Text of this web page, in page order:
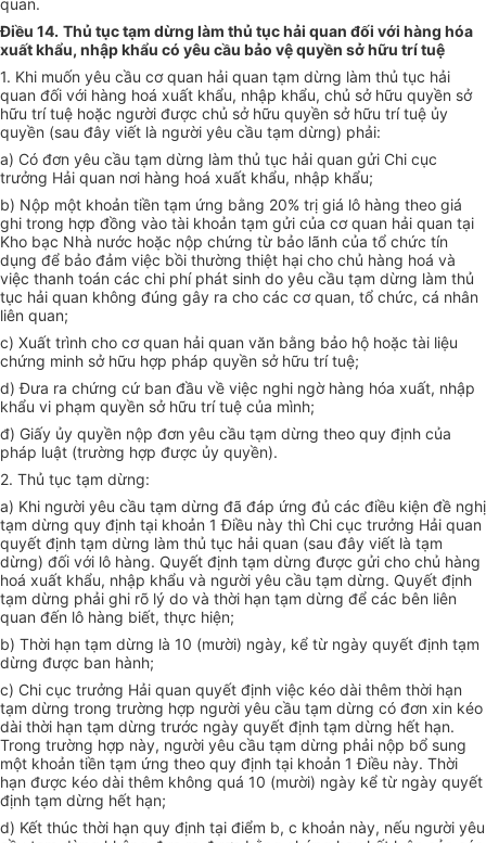
quan.
Điều 14. Thủ tục tạm dừng làm thủ tục hải quan đối với hàng hóa
xuất khẩu, nhập khẩu có yêu cầu bảo vệ quyền sở hữu trí tuệ
1. Khi muốn yêu cầu cơ quan hải quan tạm dừng làm thủ tục hải
quan đối với hàng hoá xuất khẩu, nhập khẩu, chủ sở hữu quyền sở
hữu trí tuệ hoặc người được chủ sở hữu quyền sở hữu trí tuệ ủy
quyền (sau đây viết là người yêu cầu tạm dừng) phải:
a) Có đơn yêu cầu tạm dừng làm thủ tục hải quan gửi Chi cục
trưởng Hải quan nơi hàng hoá xuất khẩu, nhập khẩu;
b) Nộp một khoản tiền tạm ứng bằng 20% trị giá lô hàng theo giá
ghi trong hợp đồng vào tài khoản tạm gửi của cơ quan hải quan tại
Kho bạc Nhà nước hoặc nộp chứng từ bảo lãnh của tổ chức tín
dụng để bảo đảm việc bồi thường thiệt hại cho chủ hàng hoá và
việc thanh toán các chi phí phát sinh do yêu cầu tạm dừng làm thủ
tục hải quan không đúng gây ra cho các cơ quan, tổ chức, cá nhân
liên quan;
c) Xuất trình cho cơ quan hải quan văn bằng bảo hộ hoặc tài liệu
chứng minh sở hữu hợp pháp quyền sở hữu trí tuệ;
d) Đưa ra chứng cứ ban đầu về việc nghi ngờ hàng hóa xuất, nhập
khẩu vi phạm quyền sở hữu trí tuệ của mình;
đ) Giấy ủy quyền nộp đơn yêu cầu tạm dừng theo quy định của
pháp luật (trường hợp được ủy quyền).
2. Thủ tục tạm dừng:
a) Khi người yêu cầu tạm dừng đã đáp ứng đủ các điều kiện đề nghị
tạm dừng quy định tại khoản 1 Điều này thì Chi cục trưởng Hải quan
quyết định tạm dừng làm thủ tục hải quan (sau đây viết là tạm
dừng) đối với lô hàng. Quyết định tạm dừng được gửi cho chủ hàng
hoá xuất khẩu, nhập khẩu và người yêu cầu tạm dừng. Quyết định
tạm dừng phải ghi rõ lý do và thời hạn tạm dừng để các bên liên
quan đến lô hàng biết, thực hiện;
b) Thời hạn tạm dừng là 10 (mười) ngày, kể từ ngày quyết định tạm
dừng được ban hành;
c) Chi cục trưởng Hải quan quyết định việc kéo dài thêm thời hạn
tạm dừng trong trường hợp người yêu cầu tạm dừng có đơn xin kéo
dài thời hạn tạm dừng trước ngày quyết định tạm dừng hết hạn.
Trong trường hợp này, người yêu cầu tạm dừng phải nộp bổ sung
một khoản tiền tạm ứng theo quy định tại khoản 1 Điều này. Thời
hạn được kéo dài thêm không quá 10 (mười) ngày kể từ ngày quyết
định tạm dừng hết hạn;
d) Kết thúc thời hạn quy định tại điểm b, c khoản này, nếu người yêu